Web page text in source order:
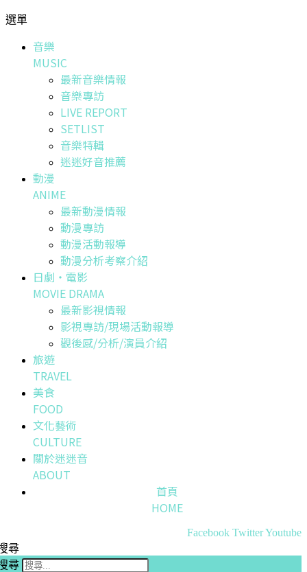
選單
音樂
MUSIC
最新音樂情報
音樂專訪
LIVE REPORT
SETLIST
音樂特輯
迷迷好音推薦
動漫
ANIME
最新動漫情報
動漫專訪
動漫活動報導
動漫分析考察介紹
日劇・電影
MOVIE DRAMA
最新影視情報
影視專訪/現場活動報導
觀後感/分析/演員介紹
旅遊
TRAVEL
美食
FOOD
文化藝術
CULTURE
關於迷迷音
ABOUT
首頁
HOME
Facebook TwitterYoutube
尋
尋